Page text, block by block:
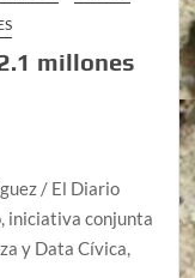
millones
/ El Diario
iniciativa conjunta
y Data Cívica,